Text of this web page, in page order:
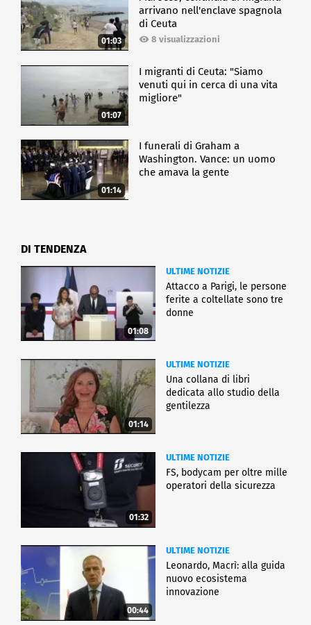
01:03
arrivano nell'enclave spagnola
di Ceuta
8 visualizzazioni
01:07
I migranti di Ceuta: "Siamo
venuti qui in cerca di una vita
migliore"
01:14
I funerali di Graham a
Washington. Vance: un uomo
che amava la gente
DI TENDENZA
01:08
ULTIME NOTIZIE
Attacco a Parigi, le persone
ferite a coltellate sono tre
donne
01:14
ULTIME NOTIZIE
Una collana di libri
dedicata allo studio della
gentilezza
01:32
ULTIME NOTIZIE
FS, bodycam per oltre mille
operatori della sicurezza
00:44
ULTIME NOTIZIE
Leonardo, Macrì: alla guida
nuovo ecosistema
innovazione